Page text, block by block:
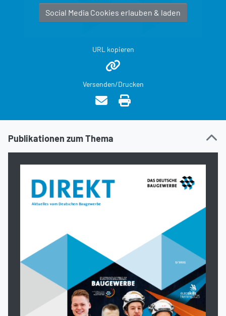
Social Media Cookies erlauben & laden
URL kopieren
Versenden/Drucken
Publikationen zum Thema